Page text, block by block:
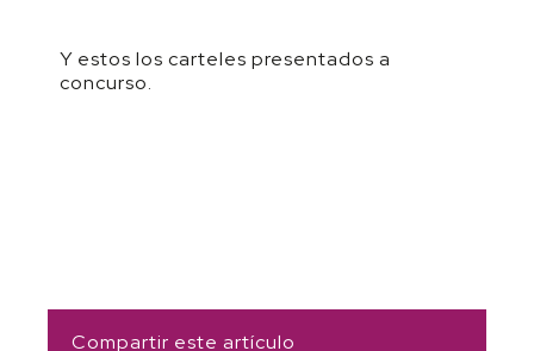
Y estos los carteles presentados a
concurso.
Compartir este artículo